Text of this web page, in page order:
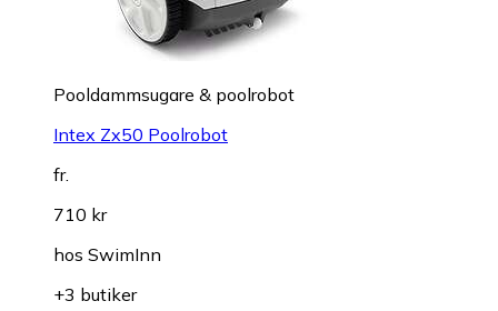
Pooldammsugare & poolrobot
Intex Zx50 Poolrobot
fr.
710 kr
hos SwimInn
+3 butiker